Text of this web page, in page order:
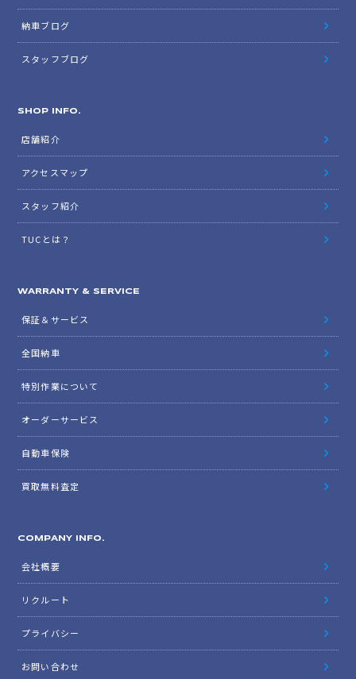
納車ブログ
スタッフブログ
SHOP INFO.
店舗紹介
アクセスマップ
スタッフ紹介
TUCとは？
WARRANTY & SERVICE
保証＆サービス
全国納車
特別作業について
オーダーサービス
自動車保険
買取無料査定
COMPANY INFO.
会社概要
リクルート
プライバシー
お問い合わせ